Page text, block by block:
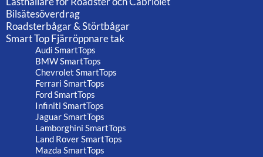
Bilsätesöverdrag
Roadsterbågar & Störtbågar
Smart Top Fjärröppnare tak
Audi SmartTops
BMW SmartTops
Chevrolet SmartTops
Ferrari SmartTops
Ford SmartTops
Infiniti SmartTops
Jaguar SmartTops
Lamborghini SmartTops
Land Rover SmartTops
Mazda SmartTops